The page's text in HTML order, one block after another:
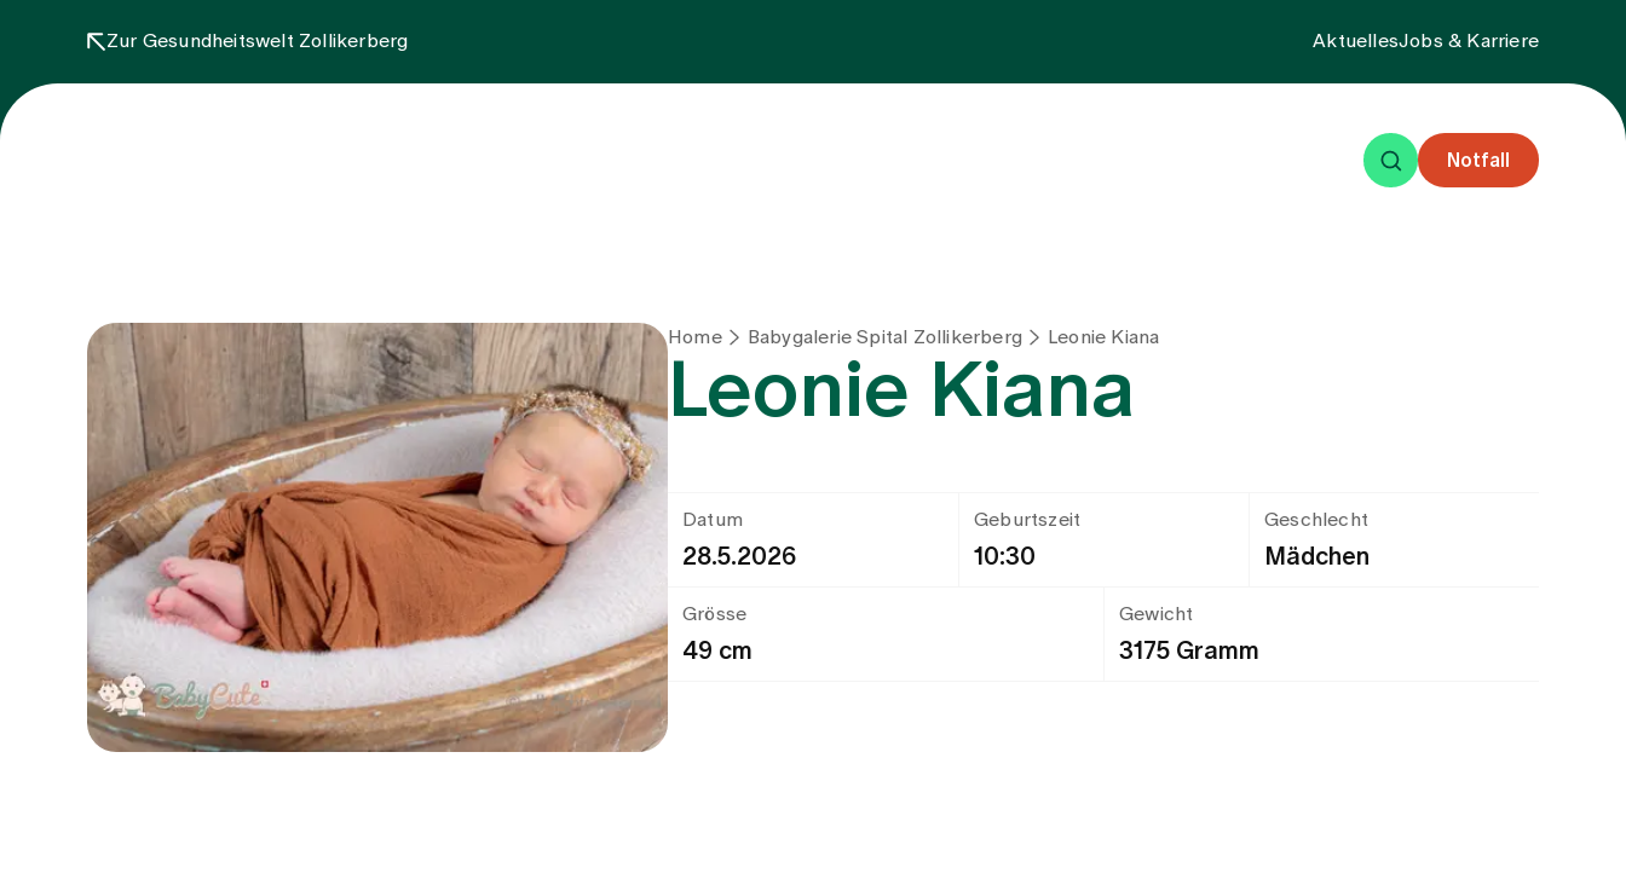
Zur Gesundheitswelt Zollikerberg AktuellesJobs & Karriere
Notfall
Home Babygalerie Spital Zollikerberg Leonie Kiana
Leonie Kiana
Datum
28.5.2026
Geburtszeit
10:30
Geschlecht
Mädchen
Grösse
49 cm
Gewicht
3175 Gramm